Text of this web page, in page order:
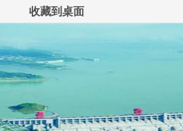
收藏到桌面